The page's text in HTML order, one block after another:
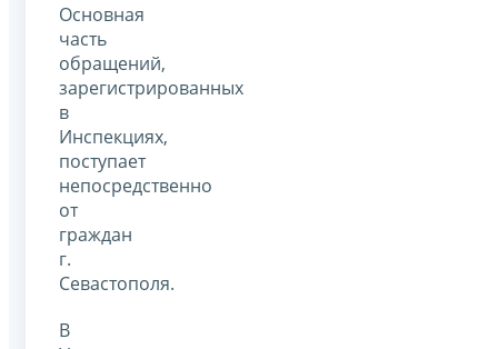
Основная
часть
обращений,
зарегистрированных
в
Инспекциях,
поступает
непосредственно
от
граждан
г.
Севастополя.
В